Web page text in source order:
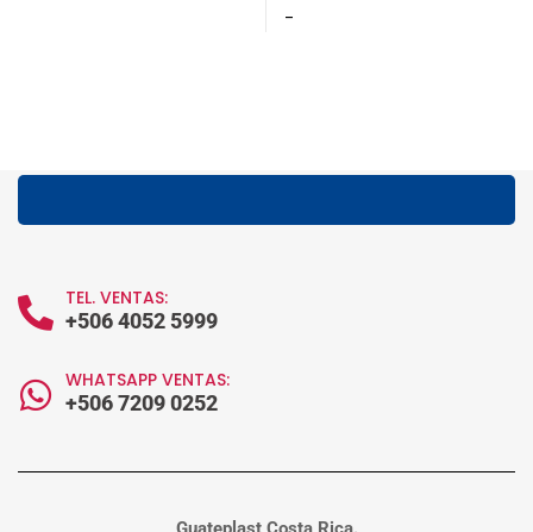
-
TEL. VENTAS:
+506 4052 5999
WHATSAPP VENTAS:
+506 7209 0252